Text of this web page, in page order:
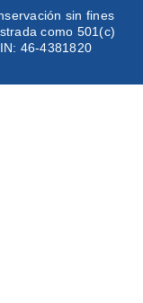
sin fines
como 501(c)
46-4381820